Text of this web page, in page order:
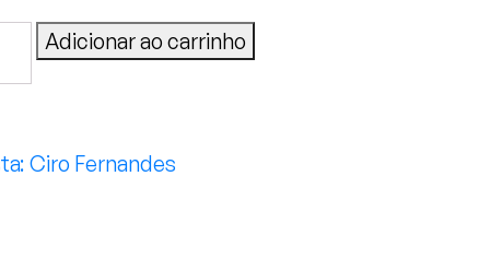
Adicionar ao carrinho
Ciro Fernandes